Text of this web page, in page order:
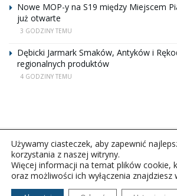
Nowe MOP-y na S19 między Miejscem
już otwarte
3 GODZINY TEMU
Dębicki Jarmark Smaków, Antyków i
regionalnych produktów
4 GODZINY TEMU
Copyright © 2026Polskie Radio Rzeszów
Używamy ciasteczek, aby zapewnić
korzystania z naszej witryny.
Więcej informacji na temat plików cookie,
oraz możliwości ich wyłączenia znajdziesz